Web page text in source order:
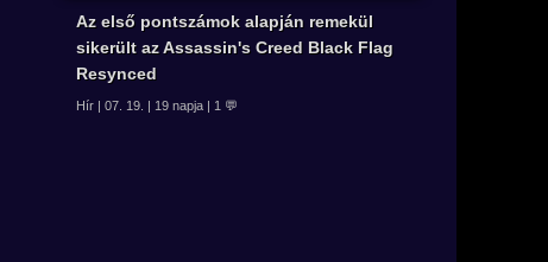
Az első pontszámok alapján remekül
sikerült az Assassin's Creed Black Flag
Resynced
Hír | 07. 19. | 19 napja | 1 💬